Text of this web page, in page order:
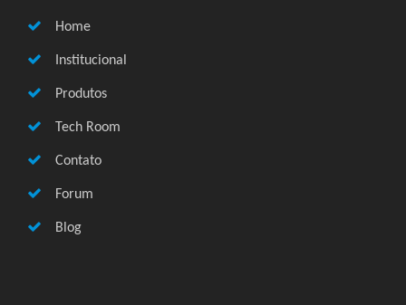
Home
Institucional
Produtos
Tech Room
Contato
Forum
Blog